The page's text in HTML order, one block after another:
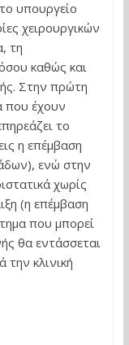
υπουργείο
χειρουργικών
τη
καθώς και
Στην πρώτη
που έχουν
το
η επέμβαση
ενώ στην
χωρίς
(η επέμβαση
που μπορεί
θα εντάσσεται
την κλινική